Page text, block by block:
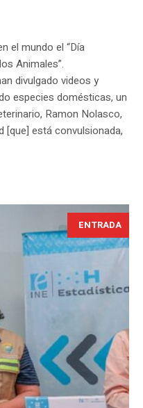
el mundo el “Día
Animales”.
divulgado videos y
especies domésticas, un
Ramon Nolasco,
[que] está convulsionada,
ENTRADA